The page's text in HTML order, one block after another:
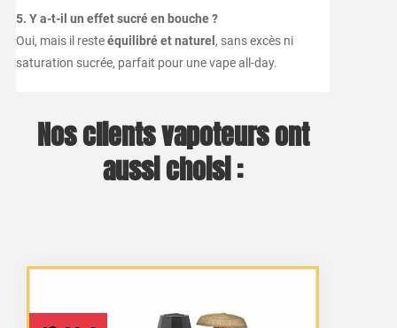
5. Y a-t-il un effet sucré en bouche ?
Oui, mais il resteéquilibré et naturel , sans excès ni
saturation sucrée, parfait pour une vape all-day.
Nos clients vapoteurs ont
aussi choisi :